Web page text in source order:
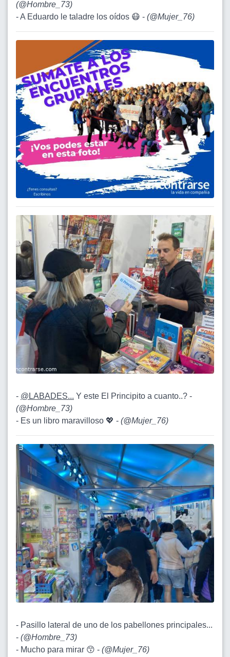
(@Hombre_73)
- A Eduardo le taladre los oídos 😷 - (@Mujer_76)
- @LABADES... Y este El Principito a cuanto..? -
(@Hombre_73)
- Es un libro maravilloso 💖 - (@Mujer_76)
- Pasillo lateral de uno de los pabellones principales...
- (@Hombre_73)
- Mucho para mirar 😙 - (@Mujer_76)